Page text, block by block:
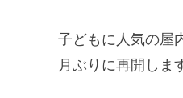
子どもに人気の屋
月ぶりに再開しま